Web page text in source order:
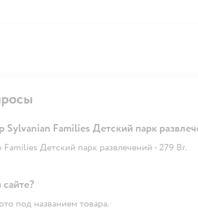
Sylvanian Families Детский парк
Детский парк развлечений - 279 Br.
под названием товара.